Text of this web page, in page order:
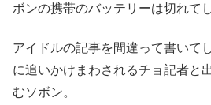
ボンの携帯のバッテリーは切れて
アイドルの記事を間違って書いて
に追いかけまわされるチョ記者と
むソボン。